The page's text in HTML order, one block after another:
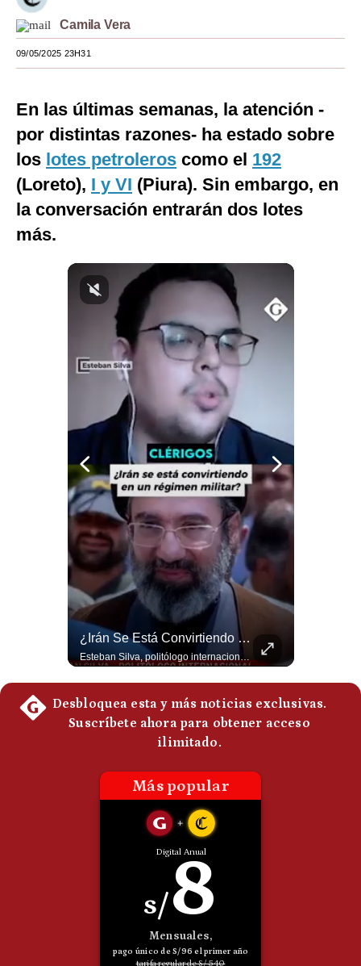
Mundo
España
Internacional
Tecnología
Club del Suscriptor
Mix
G de Gestión
Notas Contratadas
Fotogalerías
gestion.pe
Condiciones
De
Cookies
Preguntas
Frecuentes
Camila Vera
09/05/2025 23H31
En las últimas semanas, la atención -
por distintas razones- ha estado sobre
los lotes petroleros como el 192
(Loreto), I y VI (Piura). Sin embargo, en
la conversación entrarán dos lotes
más.
¿Irán Se Está Convirtiendo En Un Régimen Militar? | #radar24